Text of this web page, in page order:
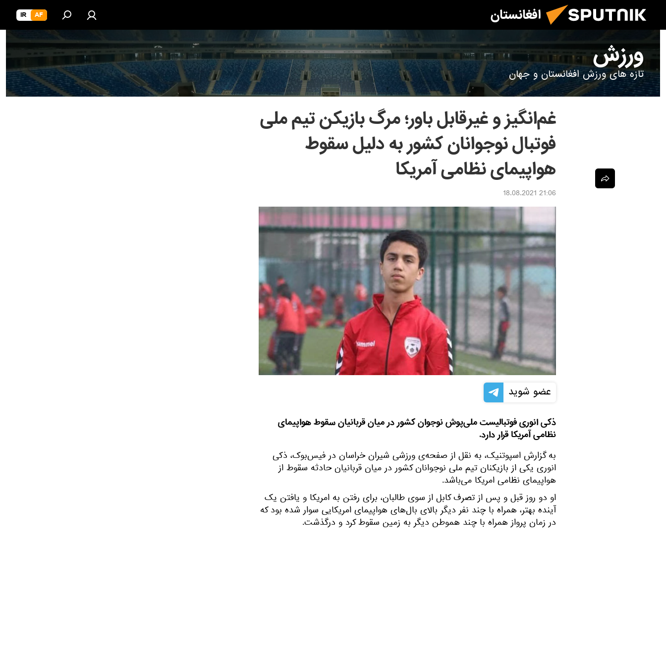
افغانستان AF
IR
ورزش
تازه های ورزش افغانستان و جهان
غم‌انگیز و غیرقابل باور؛ مرگ بازیکن تیم ملی
فوتبال نوجوانان کشور به دلیل سقوط
هواپیمای نظامی آمریکا
21:06 18.08.2021
عضو شوید
ذکی انوری فوتبالیست ملی‌پوش نوجوان کشور در میان قربانیان سقوط هواپیمای
نظامی آمریکا قرار دارد.
به گزارش اسپوتنیک، به نقل از صفحه‌ی ورزشی شیران خراسان در فیس‌بوک، ذکی
انوری یکی از بازیکنان تیم ملی نوجوانان کشور در میان قربانیان حادثه سقوط از
هواپیمای نظامی امریکا می‌باشد.
او دو روز قبل و پس از تصرف کابل از سوی طالبان، برای رفتن به امریکا و یافتن یک
آینده بهتر، همراه با چند نفر دیگر بالای بال‌های هواپیمای امریکایی سوار شده بود که
در زمان پرواز همراه با چند هموطن دیگر به زمین سقوط کرد و درگذشت.